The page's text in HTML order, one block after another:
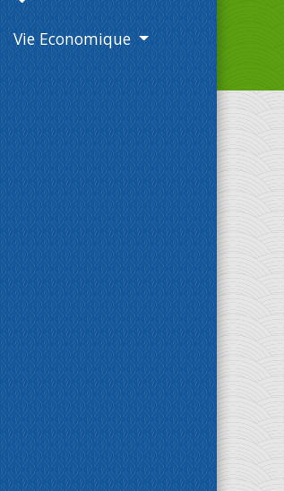
Vie Economique